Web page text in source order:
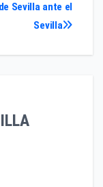
Sevilla ante el
Sevilla